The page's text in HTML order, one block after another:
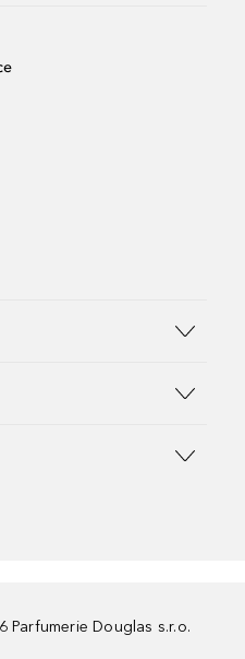
Parfumerie Douglas s.r.o.